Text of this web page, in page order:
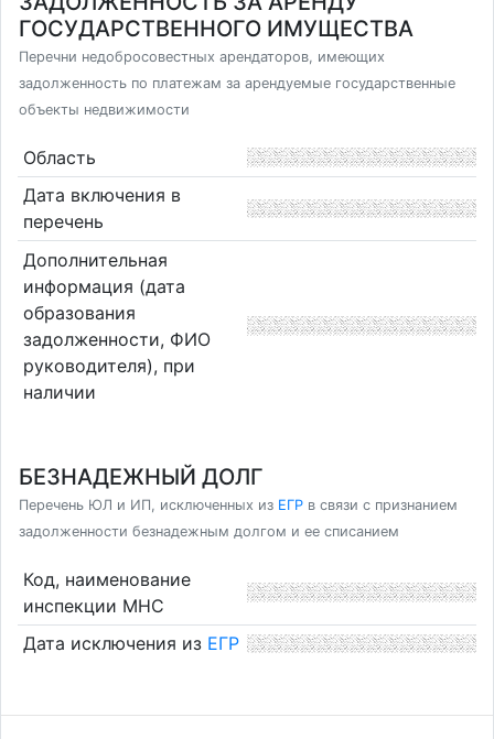
ГОСУДАРСТВЕННОГО ИМУЩЕСТВА
Перечни недобросовестных арендаторов, имеющих
задолженность по платежам за арендуемые государственные
объекты недвижимости
Область
Дата включения в
перечень
Дополнительная
информация (дата
образования
задолженности, ФИО
руководителя), при
наличии
БЕЗНАДЕЖНЫЙ ДОЛГ
Перечень ЮЛ и ИП, исключенных из ЕГР в связи с признанием
задолженности безнадежным долгом и ее списанием
Код, наименование
инспекции МНС
Дата исключения из ЕГР